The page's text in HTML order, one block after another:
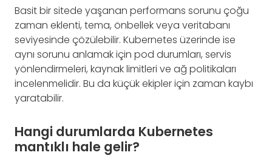
Basit bir sitede yaşanan performans sorunu çoğu
zaman eklenti, tema, önbellek veya veritabanı
seviyesinde çözülebilir. Kubernetes üzerinde ise
aynı sorunu anlamak için pod durumları, servis
yönlendirmeleri, kaynak limitleri ve ağ politikaları
incelenmelidir. Bu da küçük ekipler için zaman kaybı
yaratabilir.
Hangi durumlarda Kubernetes
mantıklı hale gelir?